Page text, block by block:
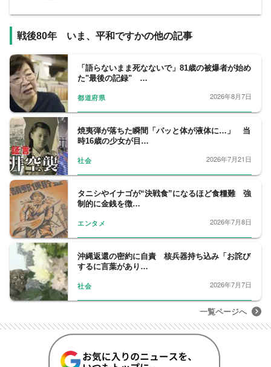
戦後80年 いま、平和ですかの他の記事
「語らないまま死なないで」81歳の被爆者が始め
た"最後の記録" …
都道府県 2026年8月7日
焼夷弾が落ちた瞬間「パッと体が液体に…」 当
時16歳の少女が目…
社会 2026年7月21日
タニシやイナゴが“決戦食”になるほど食糧難 強
制的に金銭を徴…
エンタメ 2026年7月8日
沖縄返還の密約に自責 核兵器持ち込み「お詫び
するに言葉があり…
社会 2026年7月7日
一覧ページへ